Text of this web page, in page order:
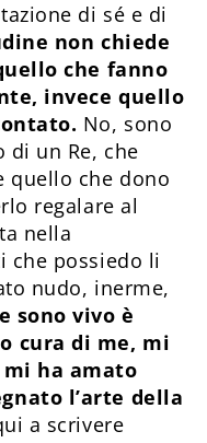
di sé e di
non chiede
che fanno
invece quello
No, sono
di un Re, che
quello che dono
regalare al
nella
che possiedo li
nudo, inerme,
sono vivo è
cura di me, mi
ha amato
l’arte della
a scrivere